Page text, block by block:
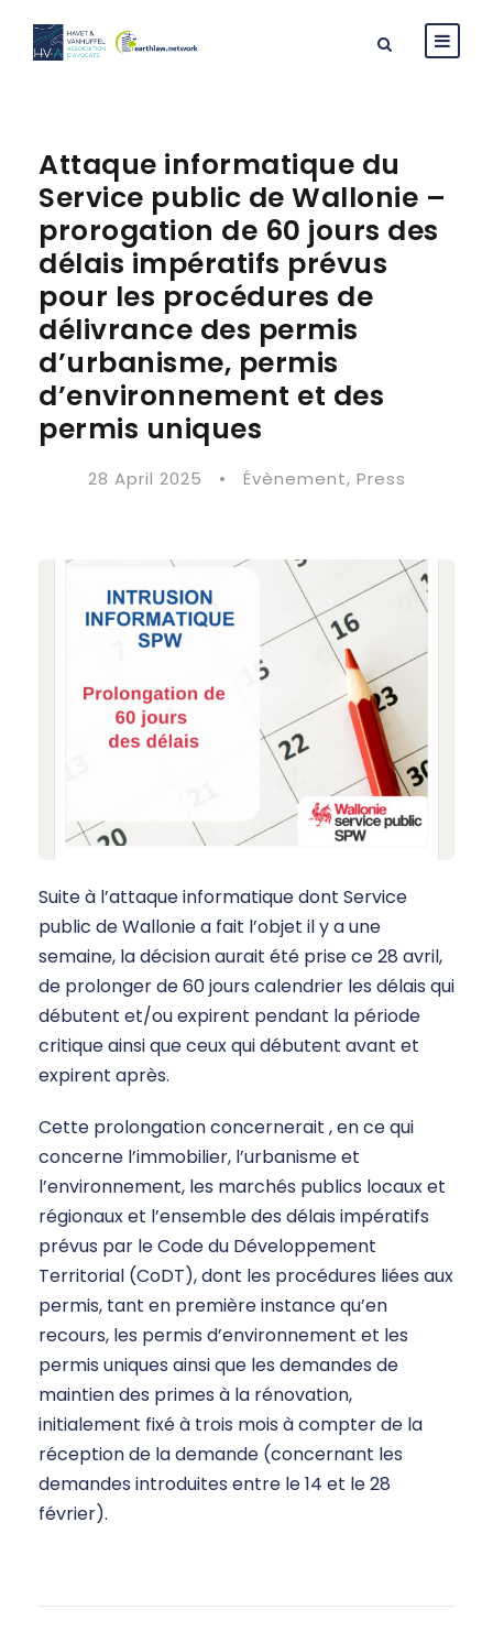
Attaque informatique du
Service public de Wallonie –
prorogation de 60 jours des
délais impératifs prévus
pour les procédures de
délivrance des permis
d’urbanisme, permis
d’environnement et des
permis uniques
28 April 2025 • Évènement, Press
Suite à l’attaque informatique dont Service
public de Wallonie a fait l’objet il y a une
semaine, la décision aurait été prise ce 28 avril,
de prolonger de 60 jours calendrier les délais qui
débutent et/ou expirent pendant la période
critique ainsi que ceux qui débutent avant et
expirent après.
Cette prolongation concernerait , en ce qui
concerne l’immobilier, l’urbanisme et
l’environnement, les marchés publics locaux et
régionaux et l’ensemble des délais impératifs
prévus par le Code du Développement
Territorial (CoDT), dont les procédures liées aux
permis, tant en première instance qu’en
recours, les permis d’environnement et les
permis uniques ainsi que les demandes de
maintien des primes à la rénovation,
initialement fixé à trois mois à compter de la
réception de la demande (concernant les
demandes introduites entre le 14 et le 28
février).